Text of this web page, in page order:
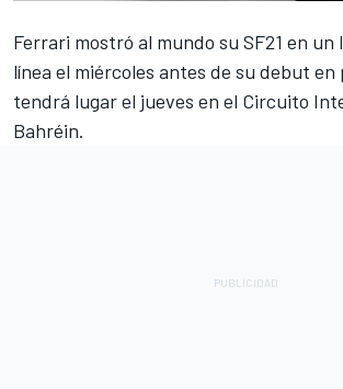
Ferrari mostró al mundo su SF21 en
línea el miércoles antes de su debut en
tendrá lugar el jueves en el Circuito
Bahréin.